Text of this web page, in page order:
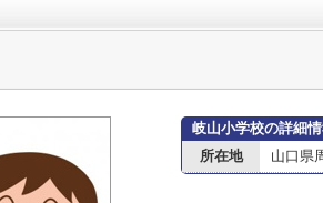
岐山小学校の詳細
所在地
山口県